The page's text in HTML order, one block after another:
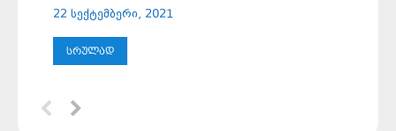
22 სექტემბერი, 2021
ᲡᲠᲣᲚᲐᲓ